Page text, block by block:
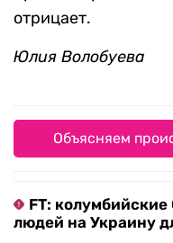
отрицает.
Юлия Волобуева
Объясняем
FT:
людей на Украину